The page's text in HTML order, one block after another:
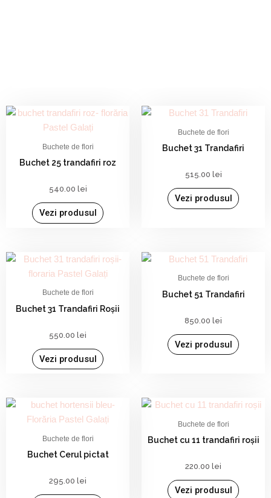
Buchete de flori
Buchet 25 trandafiri roz
540.00 lei
Vezi produsul
Buchete de flori
Buchet 31 Trandafiri
515.00 lei
Vezi produsul
Buchete de flori
Buchet 31 Trandafiri Roșii
550.00 lei
Vezi produsul
Buchete de flori
Buchet 51 Trandafiri
850.00 lei
Vezi produsul
Buchete de flori
Buchet Cerul pictat
295.00 lei
Buchete de flori
Buchet cu 11 trandafiri roșii
220.00 lei
Vezi produsul